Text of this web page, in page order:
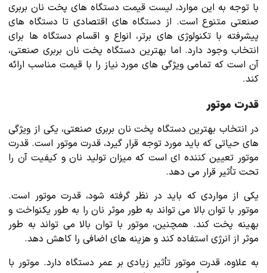
با توجه به این موارد، لیست قیمت دستگاه های پخت نان بربری
صنعتی متنوع است. از دستگاه های اقتصادی تا دستگاه های
پیشرفته با تکنولوژی های برتر، انواع و اقسام دستگاه ها برای
انتخاب وجود دارد. اما بهترین دستگاه پخت نان بربری صنعتی،
آن است که تمامی ویژگی های مورد نیاز را با قیمت مناسب ارائه
کند.
قدرت موتور
در انتخاب بهترین دستگاه پخت نان بربری صنعتی، یکی از ویژگی
های حیاتی که باید مورد توجه قرار گیرد، قدرت موتور است. قدرت
موتور تعیین کننده ای است که میزان تولید نان و کیفیت آن را
تحت تأثیر قرار می دهد.
یکی از مواردی که باید در نظر گرفته شود، قدرت موتور است.
موتور با توان بالا می تواند به طور موثر نان را به طور یکنواخت و
بهینه پخت کند. همچنین، موتور با توان بالا می تواند به طور
موثر از انرژی استفاده کند و هزینه های اضافی را کاهش دهد.
به علاوه، قدرت موتور تأثیر زیادی بر عمر دستگاه دارد. موتور با